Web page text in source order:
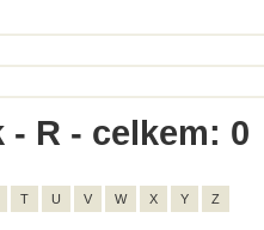
- R - celkem: 0
T U V W X Y Z